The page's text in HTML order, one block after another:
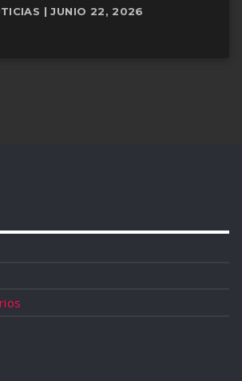
| JUNIO 22, 2026